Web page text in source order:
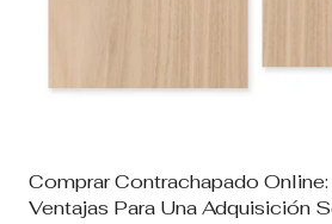
Comprar Contrachapado
Ventajas Para Una Adquisición